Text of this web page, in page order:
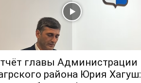
главы Администрации
района Юрия Хагуш: